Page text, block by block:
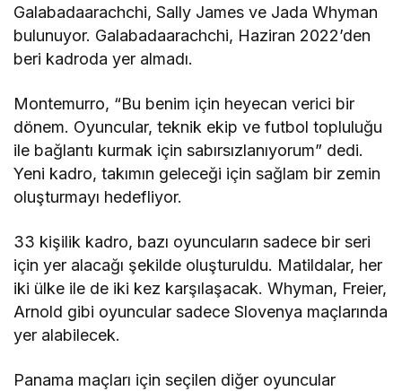
Galabadaarachchi, Sally James ve Jada Whyman
bulunuyor. Galabadaarachchi, Haziran 2022’den
beri kadroda yer almadı.
Montemurro, “Bu benim için heyecan verici bir
dönem. Oyuncular, teknik ekip ve futbol topluluğu
ile bağlantı kurmak için sabırsızlanıyorum” dedi.
Yeni kadro, takımın geleceği için sağlam bir zemin
oluşturmayı hedefliyor.
33 kişilik kadro, bazı oyuncuların sadece bir seri
için yer alacağı şekilde oluşturuldu. Matildalar, her
iki ülke ile de iki kez karşılaşacak. Whyman, Freier,
Arnold gibi oyuncular sadece Slovenya maçlarında
yer alabilecek.
Panama maçları için seçilen diğer oyuncular